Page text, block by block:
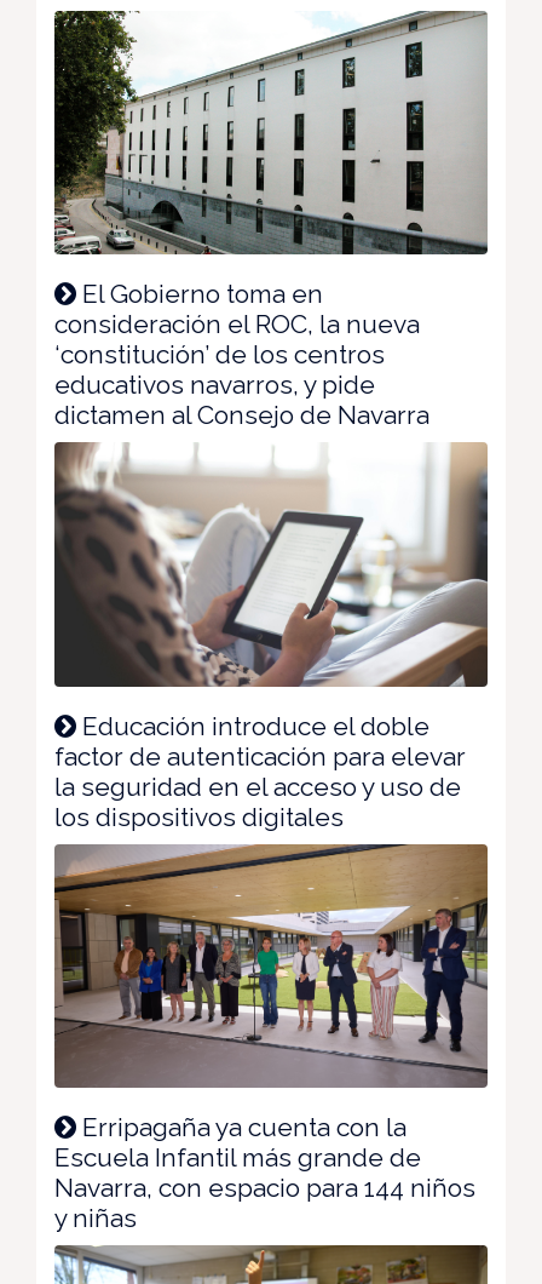
El Gobierno toma en
consideración el ROC, la nueva
‘constitución’ de los centros
educativos navarros, y pide
dictamen al Consejo de Navarra
Educación introduce el doble
factor de autenticación para elevar
la seguridad en el acceso y uso de
los dispositivos digitales
Erripagaña ya cuenta con la
Escuela Infantil más grande de
Navarra, con espacio para 144 niños
y niñas